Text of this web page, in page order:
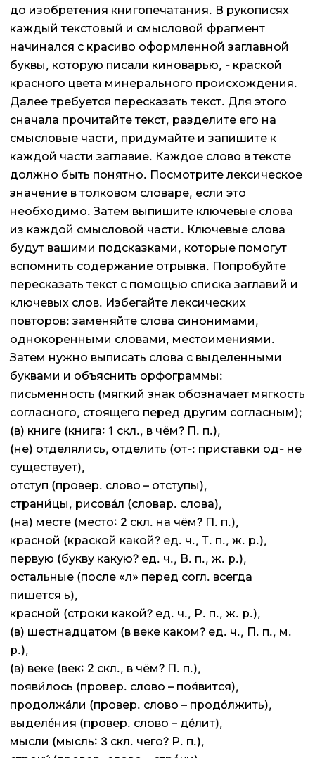
до изобретения книгопечатания. В рукописях
каждый текстовый и смысловой фрагмент
начинался с красиво оформленной заглавной
буквы, которую писали киноварью, - краской
красного цвета минерального происхождения.
Далее требуется пересказать текст. Для этого
сначала прочитайте текст, разделите его на
смысловые части, придумайте и запишите к
каждой части заглавие. Каждое слово в тексте
должно быть понятно. Посмотрите лексическое
значение в толковом словаре, если это
необходимо. Затем выпишите ключевые слова
из каждой смысловой части. Ключевые слова
будут вашими подсказками, которые помогут
вспомнить содержание отрывка. Попробуйте
пересказать текст с помощью списка заглавий и
ключевых слов. Избегайте лексических
повторов: заменяйте слова синонимами,
однокоренными словами, местоимениями.
Затем нужно выписать слова с выделенными
буквами и объяснить орфограммы:
письменность (мягкий знак обозначает мягкость
согласного, стоящего перед другим согласным);
(в) книге (книга: 1 скл., в чём? П. п.),
(не) отделялись, отделить (от-: приставки од- не
существует),
отступ (провер. слово – отступы),
страни́цы, рисовáл (словар. слова),
(на) месте (место: 2 скл. на чём? П. п.),
красной (краской какой? ед. ч., Т. п., ж. р.),
первую (букву какую? ед. ч., В. п., ж. р.),
остальные (после «л» перед согл. всегда
пишется ь),
красной (строки какой? ед. ч., Р. п., ж. р.),
(в) шестнадцатом (в веке каком? ед. ч., П. п., м.
р.),
(в) веке (век: 2 скл., в чём? П. п.),
появи́лось (провер. слово – поя́вится),
продолжáли (провер. слово – продóлжить),
выделéния (провер. слово – дéлит),
мысли (мысль: 3 скл. чего? Р. п.),